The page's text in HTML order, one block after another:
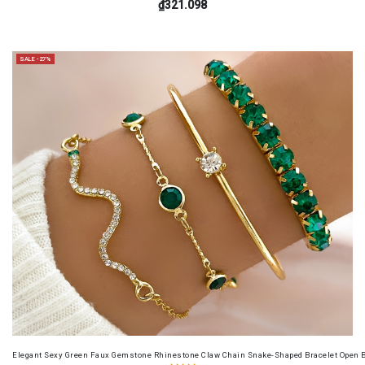
₫321.098
SALE -27%
Elegant Sexy Green Faux Gemstone Rhinestone Claw Chain Snake-Shaped Bracelet Open